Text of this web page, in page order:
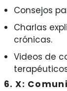
Consejos
Charlas
crónicas.
Videos de
6. X: